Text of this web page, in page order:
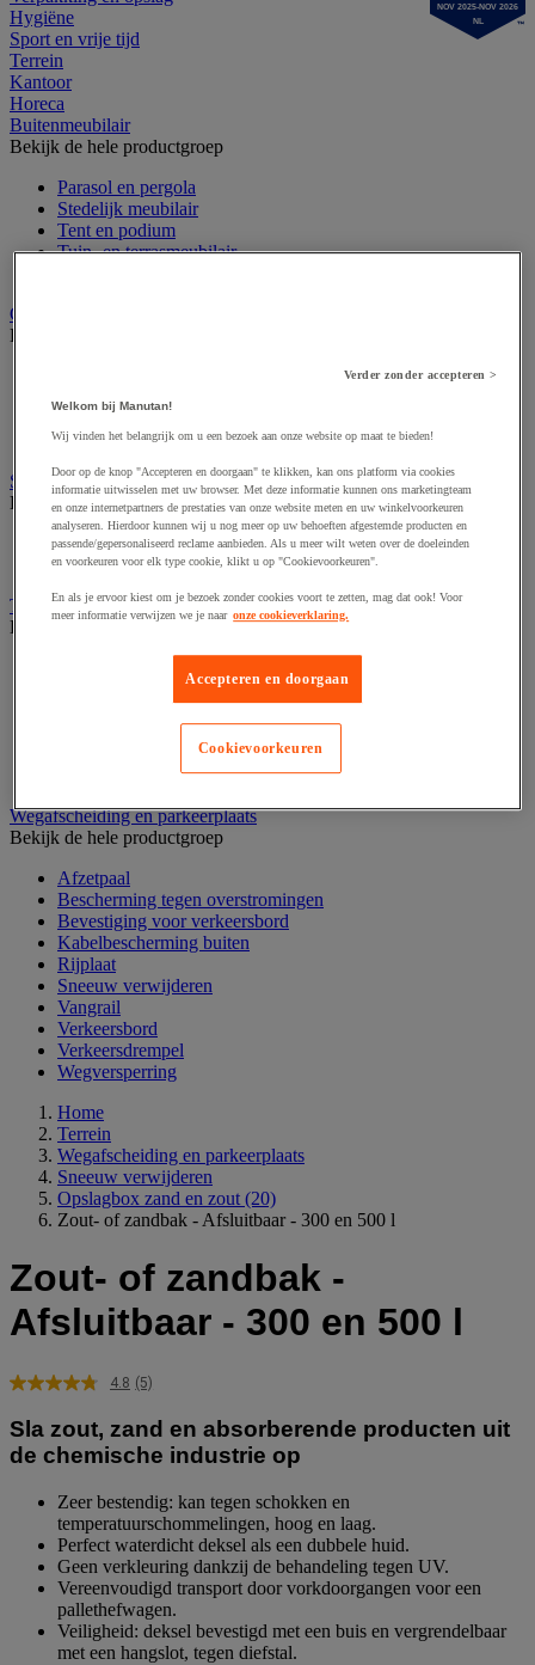
Hygiëne
Sport en vrije tijd
Terrein
Kantoor
Horeca
Buitenmeubilair
Bekijk de hele productgroep
Parasol en pergola
Stedelijk meubilair
Tent en podium
Tuin- en terrasmeubilair
Gevelvlaggen
Bekijk de hele productgroep
Reclame vlag
Vlaggenmast
Windzak
Stedelijke overkapping
Bekijk de hele productgroep
Overkapping multifunctioneel en voor tweewielers
Rookoverkapping
Tuin- en parkmachines
Bekijk de hele productgroep
Gemotoriseerde tuingereedschap
Pomp en regenwatercollector
Tuin handgereedschap
Wegafscheiding en parkeerplaats
Bekijk de hele productgroep
Afzetpaal
Bescherming tegen overstromingen
Bevestiging voor verkeersbord
Kabelbescherming buiten
Rijplaat
Sneeuw verwijderen
Vangrail
Verkeersbord
Verkeersdrempel
Wegversperring
Home
Terrein
Wegafscheiding en parkeerplaats
Sneeuw verwijderen
Opslagbox zand en zout (20)
Zout- of zandbak - Afsluitbaar - 300 en 500 l
Zout- of zandbak -
Afsluitbaar - 300 en 500 l
4.8 Lees
beoordelingen.
Dezelfde
paginalink.
(5)
Sla zout, zand en absorberende producten uit
de chemische industrie op
Zeer bestendig: kan tegen schokken en
temperatuurschommelingen, hoog en laag.
Perfect waterdicht deksel als een dubbele huid.
Geen verkleuring dankzij de behandeling tegen UV.
Vereenvoudigd transport door vorkdoorgangen voor een
pallethefwagen.
Veiligheid: deksel bevestigd met een buis en vergrendelbaar
met een hangslot, tegen diefstal.
NOV 2025-NOV 2026
NL
Verder zonder accepteren >
Welkom bij Manutan!
Wij vinden het belangrijk om u een bezoek aan onze website op maat te bieden!
Door op de knop "Accepteren en doorgaan" te klikken, kan ons platform via cookies
informatie uitwisselen met uw browser. Met deze informatie kunnen ons marketingteam
en onze internetpartners de prestaties van onze website meten en uw winkelvoorkeuren
analyseren. Hierdoor kunnen wij u nog meer op uw behoeften afgestemde producten en
passende/gepersonaliseerd reclame aanbieden. Als u meer wilt weten over de doeleinden
en voorkeuren voor elk type cookie, klikt u op "Cookievoorkeuren".
En als je ervoor kiest om je bezoek zonder cookies voort te zetten, mag dat ook! Voor
meer informatie verwijzen we je naar onze cookieverklaring.
Accepteren en doorgaan
Cookievoorkeuren